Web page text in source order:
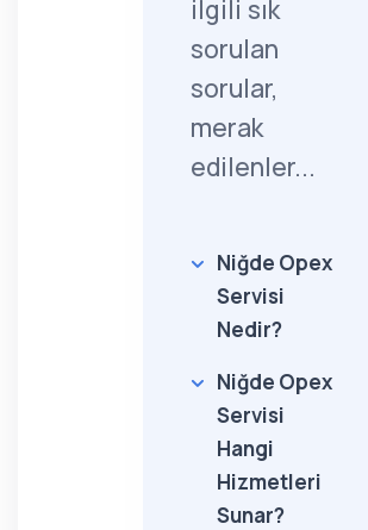
ilgili sık
sorulan
sorular,
merak
edilenler...
Niğde Opex
Servisi
Nedir?
Niğde Opex
Servisi
Hangi
Hizmetleri
Sunar?